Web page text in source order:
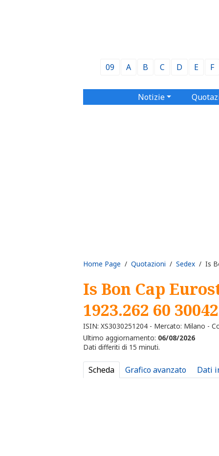
09 A B C D E F
Notizie
Home Page / Quotazioni / Sedex / Is
Is Bon Cap
1923.262 60
ISIN: XS3030251204 - Mercato: Milano -
Ultimo aggiornamento: 06/08/2026
Dati differiti di 15 minuti.
Scheda Grafico avanzato Dati